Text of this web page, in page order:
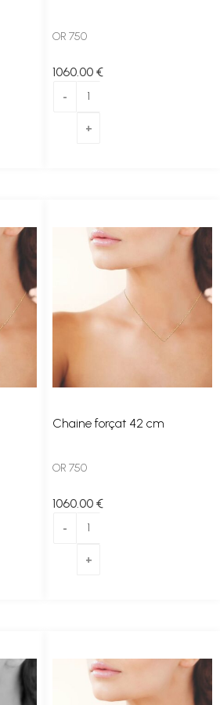
OR 750
1060.00 €
Chaine forçat 42 cm
OR 750
1060.00 €